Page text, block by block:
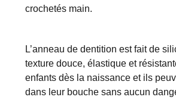
crochetés main.
L’anneau de dentition est fait de
texture douce, élastique et
enfants dès la naissance et ils
dans leur bouche sans aucun